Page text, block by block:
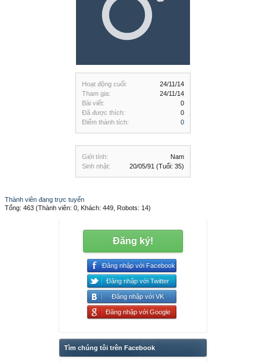
Hoạt động cuối:
24/11/14
Tham gia:
24/11/14
Bài viết:
0
Đã được thích:
0
Điểm thành tích:
0
Giới tính:
Nam
Sinh nhật:
20/05/91 (Tuổi: 35)
Thành viên đang trực tuyến
Tổng: 463 (Thành viên: 0, Khách: 449, Robots: 14)
Đăng ký!
Đăng nhập với Facebook
Đăng nhập với Twitter
Đăng nhập với VK
Đăng nhập với Google
Tìm chúng tôi trên Facebook